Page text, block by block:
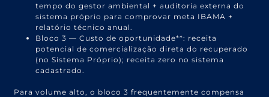
tempo do gestor ambiental + auditoria externa do
sistema próprio para comprovar meta IBAMA +
relatório técnico anual.
Bloco 3 — Custo de oportunidade**: receita
potencial de comercialização direta do recuperado
(no Sistema Próprio); receita zero no sistema
cadastrado.
Para volume alto, o bloco 3 frequentemente compensa